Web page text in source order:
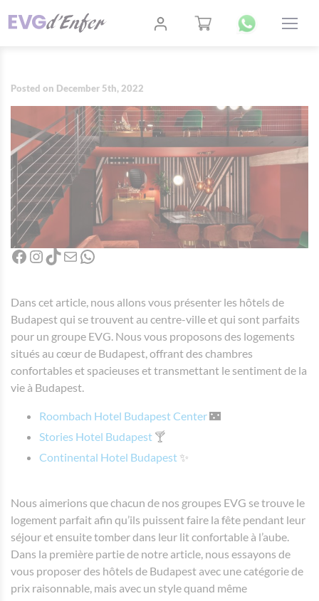
Posted on December 5th, 2022
Facebook
Instagram
TikTok
MailWhatsApp
Dans cet article, nous allons vous présenter les hôtels de
Budapest qui se trouvent au centre-ville et qui sont parfaits
pour un groupe EVG. Nous vous proposons des logements
situés au cœur de Budapest, offrant des chambres
confortables et spacieuses et transmettant le sentiment de la
vie à Budapest.
Roombach Hotel Budapest Center🌃
Stories Hotel Budapest 🍸
Continental Hotel Budapest ✨
Nous aimerions que chacun de nos groupes EVG se trouve le
logement parfait afin qu’ils puissent faire la fête pendant leur
séjour et ensuite tomber dans leur lit confortable à l’aube.
Dans la première partie de notre article, nous essayons de
vous proposer des hôtels de Budapest avec une catégorie de
prix raisonnable, mais avec un style quand même